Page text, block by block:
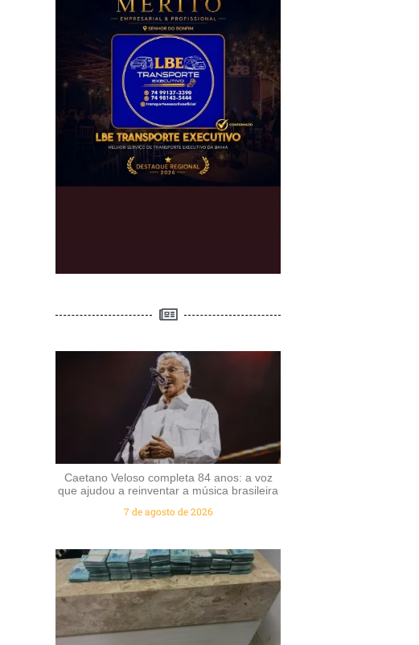
Caetano Veloso completa 84 anos: a voz
que ajudou a reinventar a música brasileira
7 de agosto de 2026